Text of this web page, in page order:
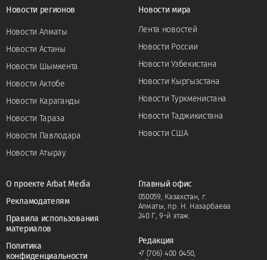
Новости регионов
Новости Алматы
Новости Астаны
Новости Шымкента
Новости Актобе
Новости Караганды
Новости Тараза
Новости Павлодара
Новости Атырау
Новости мира
Лента новостей
Новости России
Новости Узбекистана
Новости Кыргызстана
Новости Туркменистана
Новости Таджикистана
Новости США
О проекте Arbat Media
Рекламодателям
Правила использования
материалов
Политика
конфиденциальности
Главный офис
050059, Казахстан, г.
Алматы, пр. Н. Назарбаева
240 Г, 9-й этаж.
Редакция
+7 (706) 400 0450,